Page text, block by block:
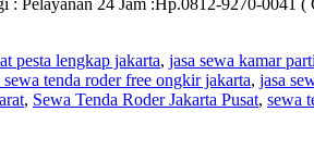
pesta lengkap jakarta, jasa sewa kamar
sewa tenda roder free ongkir jakarta, jasa
, Sewa Tenda Roder Jakarta Pusat, sewa